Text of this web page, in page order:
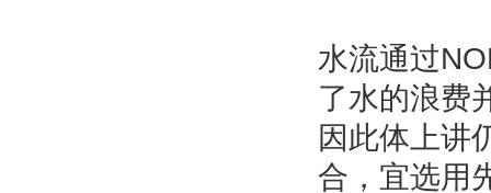
水流通过
了水的浪费
因此体上讲
合，宜选用